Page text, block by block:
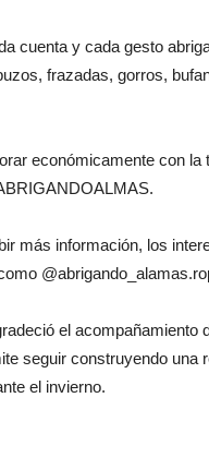
cuenta y cada gesto
frazadas, gorros,
económicamente con
más información, los
el acompañamiento
seguir construyendo una
el invierno.